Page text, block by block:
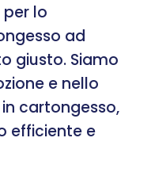
lo
ad
giusto. Siamo
e nello
cartongesso,
efficiente e